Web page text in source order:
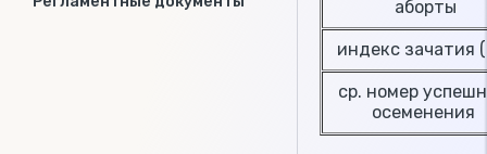
аборты
индекс зачатия
ср. номер
осеменения